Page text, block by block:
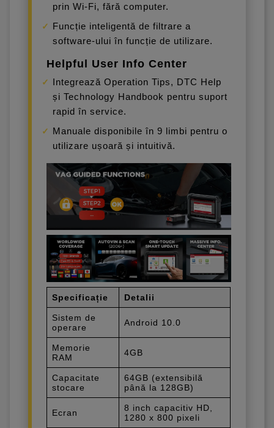
prin Wi-Fi, fără computer.
Funcție inteligentă de filtrare a
software-ului în funcție de utilizare.
Helpful User Info Center
Integrează Operation Tips, DTC Help
și Technology Handbook pentru suport
rapid în service.
Manuale disponibile în 9 limbi pentru o
utilizare ușoară și intuitivă.
Specificație Detalii
Sistem de
operare
Android 10.0
Memorie
RAM
4GB
Capacitate
stocare
64GB (extensibilă
până la 128GB)
Ecran
8 inch capacitiv HD,
1280 x 800 pixeli